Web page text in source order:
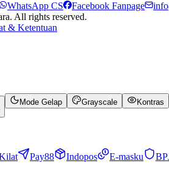
WhatsApp CS Facebook Fanpage
All rights reserved.
& Ketentuan
Mode Gelap Grayscale Kontras
Pay88 Indopos E-masku